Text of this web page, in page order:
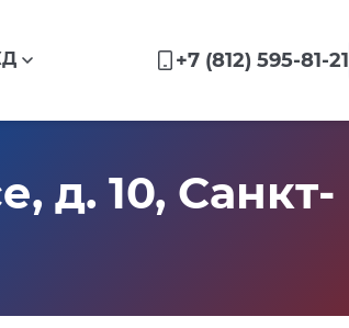
+7 (812) 595-81-21
д. 10, Санкт-